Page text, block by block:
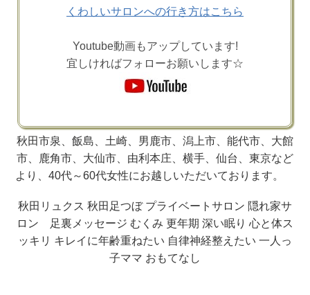
くわしいサロンへの行き方はこちら
Youtube動画もアップしています!
宜しければフォローお願いします☆
秋田市泉、飯島、土崎、男鹿市、潟上市、能代市、大館
市、鹿角市、大仙市、由利本庄、横手、仙台、東京など
より、40代～60代女性にお越しいただいております。
秋田リュクス 秋田足つぼ プライベートサロン 隠れ家サ
ロン 足裏メッセージ むくみ 更年期 深い眠り 心と体ス
ッキリ キレイに年齢重ねたい 自律神経整えたい 一人っ
子ママ おもてなし